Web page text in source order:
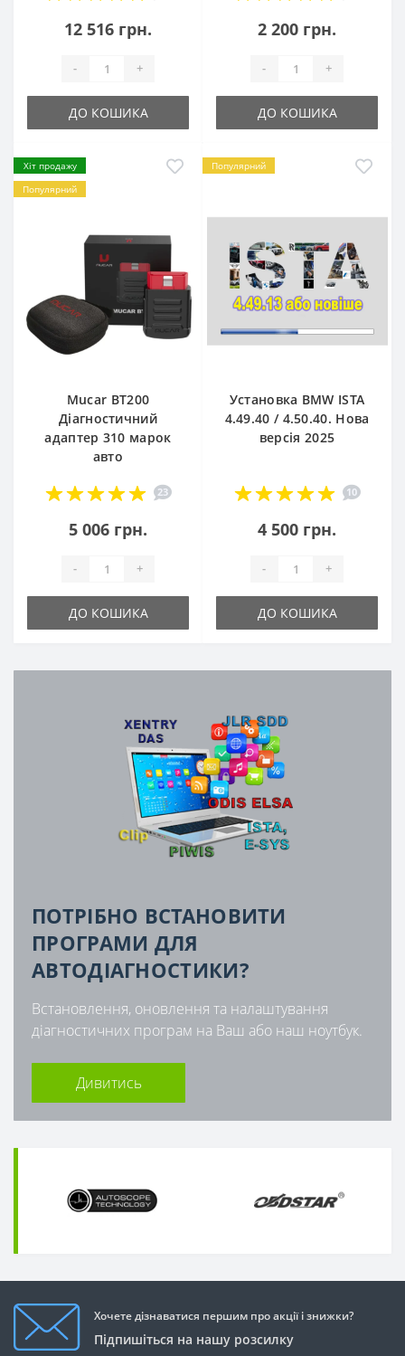
12 516 грн.
- +
ДО КОШИКА
2 200 грн.
- +
ДО КОШИКА
Хіт продажу
Популярний
Mucar BT200
Діагностичний
адаптер 310 марок
авто
23
5 006 грн.
- +
ДО КОШИКА
Популярний
Установка BMW ISTA
4.49.40 / 4.50.40. Нова
версія 2025
10
4 500 грн.
- +
ДО КОШИКА
ПОТРІБНО ВСТАНОВИТИ
ПРОГРАМИ ДЛЯ
АВТОДІАГНОСТИКИ?
Встановлення, оновлення та налаштування
діагностичних програм на Ваш або наш ноутбук.
Дивитись
Хочете дізнаватися першим про акції і знижки?
Підпишіться на нашу розсилку